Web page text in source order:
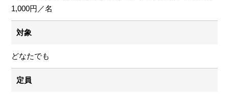
1,000円／名
対象
どなたでも
定員